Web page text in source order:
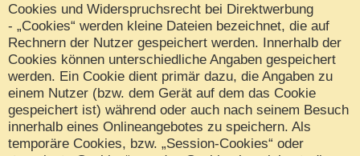
Cookies und Widerspruchsrecht bei Direktwerbung
- „Cookies“ werden kleine Dateien bezeichnet, die auf
Rechnern der Nutzer gespeichert werden. Innerhalb der
Cookies können unterschiedliche Angaben gespeichert
werden. Ein Cookie dient primär dazu, die Angaben zu
einem Nutzer (bzw. dem Gerät auf dem das Cookie
gespeichert ist) während oder auch nach seinem Besuch
innerhalb eines Onlineangebotes zu speichern. Als
temporäre Cookies, bzw. „Session-Cookies“ oder